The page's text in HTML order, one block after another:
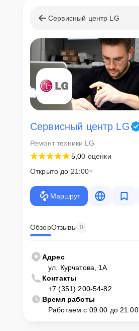
Сервисный центр LG
Сервисный центр LG
Ремонт техники LG
5,00 оценки
Открыто до 21:00
Маршрут
ОбзорОтзывы 0
Адрес
ул. Курчатова, 1А
Контакты
+7 (351) 200-54-82
Время работы
Работаем с 09:00 до 21:00